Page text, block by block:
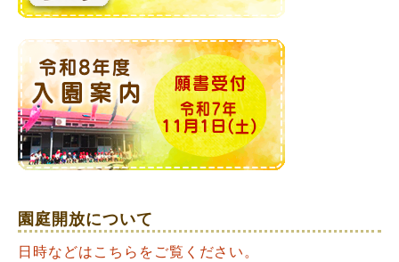
園庭開放について
日時などはこちらをご覧ください。